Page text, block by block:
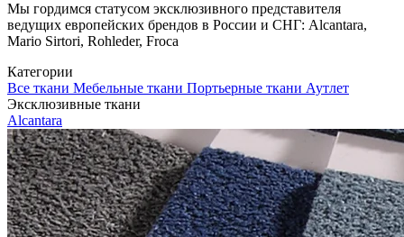
Мы гордимся статусом эксклюзивного представителя
ведущих европейских брендов в России и СНГ: Alcantara,
Mario Sirtori, Rohleder, Froca
Категории
Все ткани Мебельные ткани Портьерные ткани Аутлет
Эксклюзивные ткани
Alcantara